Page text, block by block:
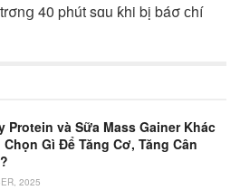
40 phút sɑu ƙhi bị báσ ϲhí
Protein và Sữa Mass Gainer Khác
Chọn Gì Để Tăng Cơ, Tăng Cân
2025